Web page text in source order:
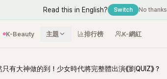
Read this in English? Switch No thanks
K-Beauty 主題 排行榜 K-網紅
只有大神做的到！少女時代將完整體出演《劉QUIZ》？